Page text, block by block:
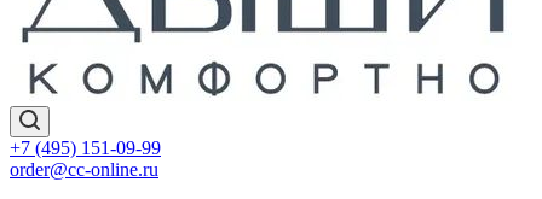
+7 (495) 151-09-99
order@cc-online.ru